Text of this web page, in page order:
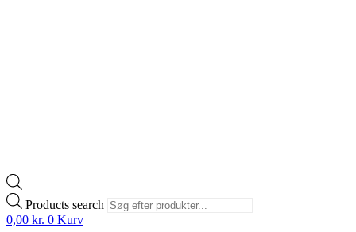
Products search
0,00 kr. 0 Kurv